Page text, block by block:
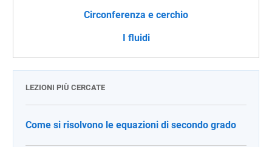
Circonferenza e cerchio
I fluidi
LEZIONI PIÙ CERCATE
Come si risolvono le equazioni di secondo grado